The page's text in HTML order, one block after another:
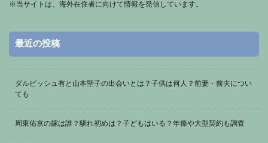
※当サイトは、海外在住者に向けて情報を発信しています。
最近の投稿
ダルビッシュ有と山本聖子の出会いとは？子供は何人？前妻・前夫につい
ても
周東佑京の嫁は誰？馴れ初めは？子どもはいる？年俸や大型契約も調査